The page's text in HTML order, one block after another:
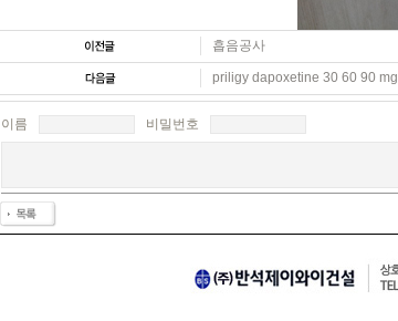
흡음공사
priligy dapoxetine 30 60 90 mg
이름 비밀번호